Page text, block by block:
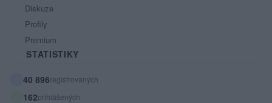
Diskuze
Profily
Premium
STATISTIKY
40 896registrovaných
162přihlášených